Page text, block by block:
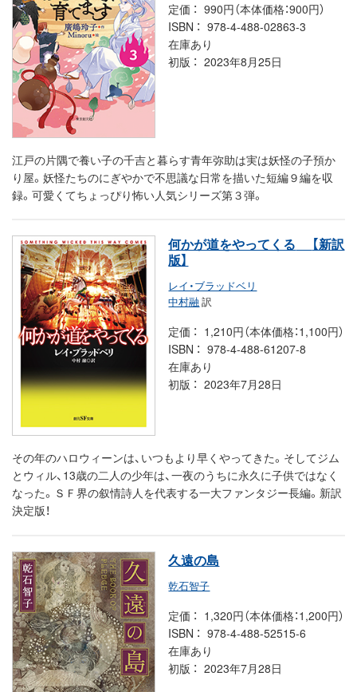
定価
990円（本体価格：900円）
ISBN
978-4-488-02863-3
在庫あり
初版
2023年8月25日
江戸の片隅で養い子の千吉と暮らす青年弥助は実は妖怪の子預か
り屋。妖怪たちのにぎやかで不思議な日常を描いた短編９編を収
録。可愛くてちょっぴり怖い人気シリーズ第３弾。
何かが道をやってくる
【新訳
版】
レイ・ブラッドベリ
中村融 訳
定価
1,210円（本体価格：1,100円）
ISBN
978-4-488-61207-8
在庫あり
初版
2023年7月28日
その年のハロウィーンは、いつもより早くやってきた。そしてジム
とウィル、13歳の二人の少年は、一夜のうちに永久に子供ではなく
なった。ＳＦ界の叙情詩人を代表する一大ファンタジー長編。新訳
決定版！
久遠の島
乾石智子
定価
1,320円（本体価格：1,200円）
ISBN
978-4-488-52515-6
在庫あり
初版
2023年7月28日